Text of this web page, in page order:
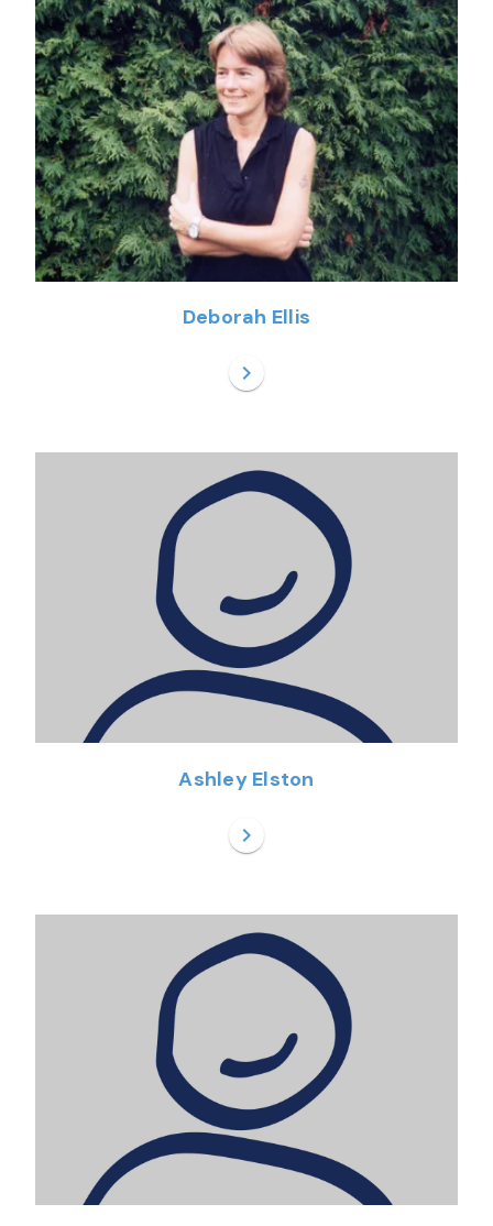
Deborah Ellis
chevron_right
Ashley Elston
chevron_right